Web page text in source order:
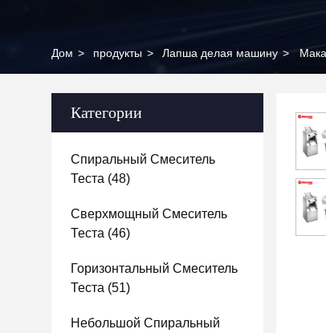
Дом > продукты > Лапша делая машину >
Категории
Спиральный Смеситель
Теста (48)
Сверхмощный Смеситель
Теста (46)
Горизонтальный Смеситель
Теста (51)
Небольшой Спиральный